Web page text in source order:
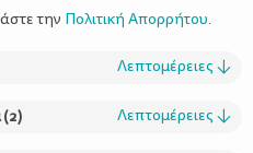
την Πολιτική Απορρήτου.
Λεπτομέρειες ↓
(2) Λεπτομέρειες ↓